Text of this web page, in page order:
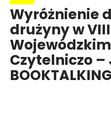
Wyróżnienie
drużyny w VIII
Czytelniczo
BOOKTALKING